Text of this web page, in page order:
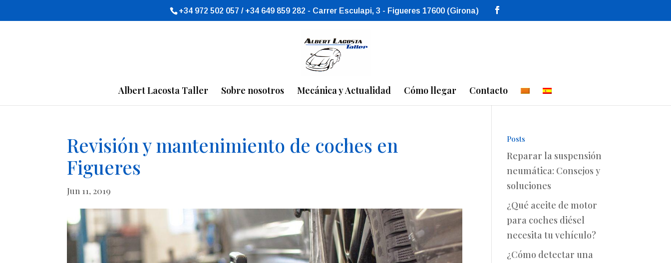
+34 972 502 057 / +34 649 859 282 - Carrer Esculapi, 3 - Figueres 17600 (Girona)
Albert Lacosta Taller Sobre nosotros Mecánica y Actualidad Cómo llegar Contacto
Revisión y mantenimiento de coches en
Figueres
Jun 11, 2019
Posts
Reparar la suspensión
neumática: Consejos y
soluciones
¿Qué aceite de motor
para coches diésel
necesita tu vehículo?
¿Cómo detectar una